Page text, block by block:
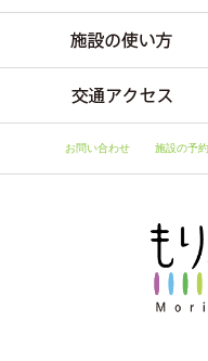
お問い合わせ 施設の予約